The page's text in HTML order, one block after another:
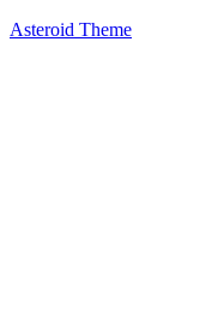
Asteroid Theme